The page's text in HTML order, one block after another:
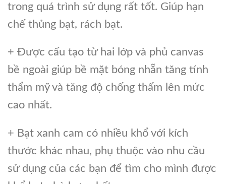
trong quá trình sử dụng rất tốt. Giúp hạn
chế thủng bạt, rách bạt.
+ Được cấu tạo từ hai lớp và phủ canvas
bề ngoài giúp bề mặt bóng nhẵn tăng tính
thẩm mỹ và tăng độ chống thấm lên mức
cao nhất.
+ Bạt xanh cam có nhiều khổ với kích
thước khác nhau, phụ thuộc vào nhu cầu
sử dụng của các bạn để tìm cho mình được